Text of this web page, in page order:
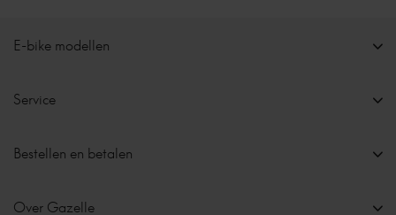
E-bike modellen
Service
Bestellen en betalen
Over Gazelle